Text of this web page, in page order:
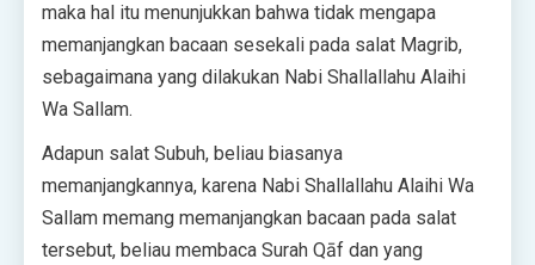
maka hal itu menunjukkan bahwa tidak mengapa
memanjangkan bacaan sesekali pada salat Magrib,
sebagaimana yang dilakukan Nabi Shallallahu Alaihi
Wa Sallam.
Adapun salat Subuh, beliau biasanya
memanjangkannya, karena Nabi Shallallahu Alaihi Wa
Sallam memang memanjangkan bacaan pada salat
tersebut, beliau membaca Surah Qāf dan yang